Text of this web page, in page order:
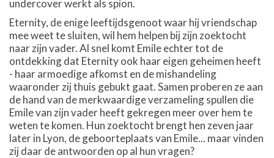
undercover werkt als spion.
Eternity, de enige leeftijdsgenoot waar hij vriendschap
mee weet te sluiten, wil hem helpen bij zijn zoektocht
naar zijn vader. Al snel komt Emile echter tot de
ontdekking dat Eternity ook haar eigen geheimen heeft
- haar armoedige afkomst en de mishandeling
waaronder zij thuis gebukt gaat. Samen proberen ze aan
de hand van de merkwaardige verzameling spullen die
Emile van zijn vader heeft gekregen meer over hem te
weten te komen. Hun zoektocht brengt hen zeven jaar
later in Lyon, de geboorteplaats van Emile... maar vinden
zij daar de antwoorden op al hun vragen?